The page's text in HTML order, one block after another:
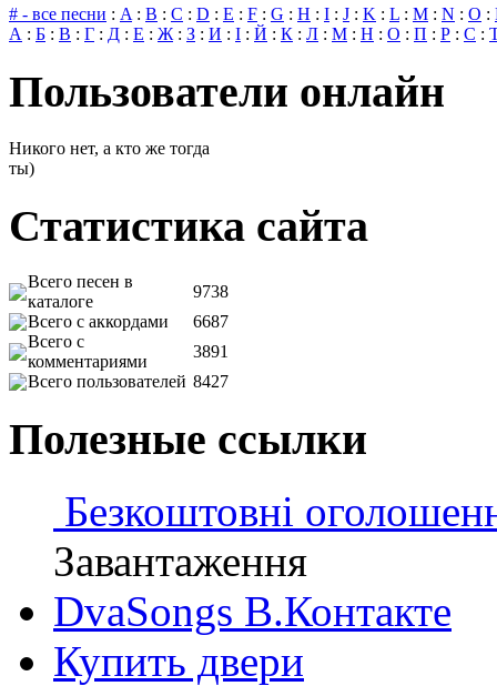
# - все песни : A: B : C : D : E : F : G : H : I : J : K : L : M : N : O :
А : Б : В : Г : Д : Е : Ж: З : И : І : Й : К : Л : М : Н : О : П : Р : С :
Пользователи онлайн
Никого нет, а кто же тогда
ты)
Статистика сайта
Всего песен в
каталоге
9738
Всего с аккордами
6687
Всего с
комментариями
3891
Всего пользователей 8427
Полезные ссылки
Безкоштовні
Завантаження
DvaSongs В.Контакте
Купить двери